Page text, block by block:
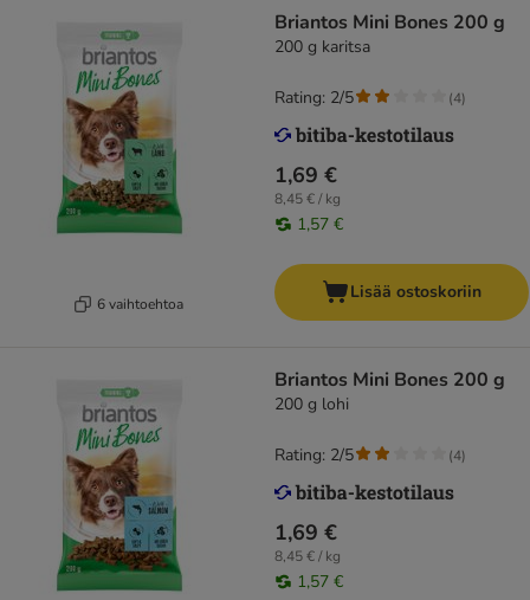
6 vaihtoehtoa
Briantos Mini Bones 200 g
200 g karitsa
1,69 €
8,45 € / kg
1,57 €
Rating: 2/5 (4)
Lisää ostoskoriin
Briantos Mini Bones 200 g
200 g lohi
1,69 €
8,45 € / kg
1,57 €
Rating: 2/5 (4)